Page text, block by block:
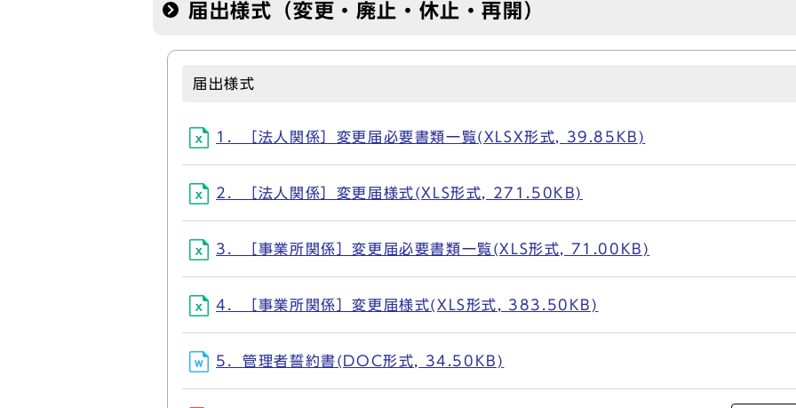
届出様式（変更・廃止・休止・再開）
届出様式
1．［法人関係］変更届必要書類一覧(XLSX形式, 39.85KB)
2．［法人関係］変更届様式(XLS形式, 271.50KB)
3．［事業所関係］変更届必要書類一覧(XLS形式, 71.00KB)
4．［事業所関係］変更届様式(XLS形式, 383.50KB)
5．管理者誓約書(DOC形式, 34.50KB)